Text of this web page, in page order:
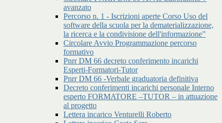
avanzato
Percorso n. 1 - Iscrizioni aperte Corso Uso del
software della scuola per la dematerializzazione,
la ricerca e la condivisione dell'informazione”
Circolare Avvio Programmazione percorso
formativo
Pnrr DM 66 decreto conferimento incarichi
Esperti-Formatori-Tutor
Pnrr DM 66 -Verbale graduatoria definitiva
Decreto conferimenti incarichi personale Interno
esperto FORMATORE –TUTOR – in attuazione
al progetto
Lettera incarico Venturelli Roberto